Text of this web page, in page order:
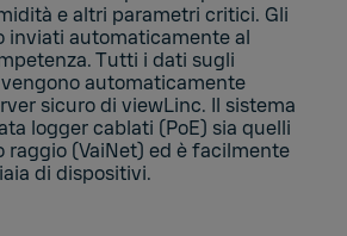
e altri parametri critici. Gli
inviati automaticamente al
Tutti i dati sugli
automaticamente
sicuro di viewLinc. Il sistema
logger cablati (PoE) sia quelli
raggio (VaiNet) ed è facilmente
di dispositivi.